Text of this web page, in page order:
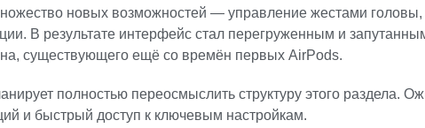
новых возможностей — управление жестами головы,
В результате интерфейс стал перегруженным и
существующего ещё со времён первых AirPods.
полностью переосмыслить структуру этого раздела.
и быстрый доступ к ключевым настройкам.